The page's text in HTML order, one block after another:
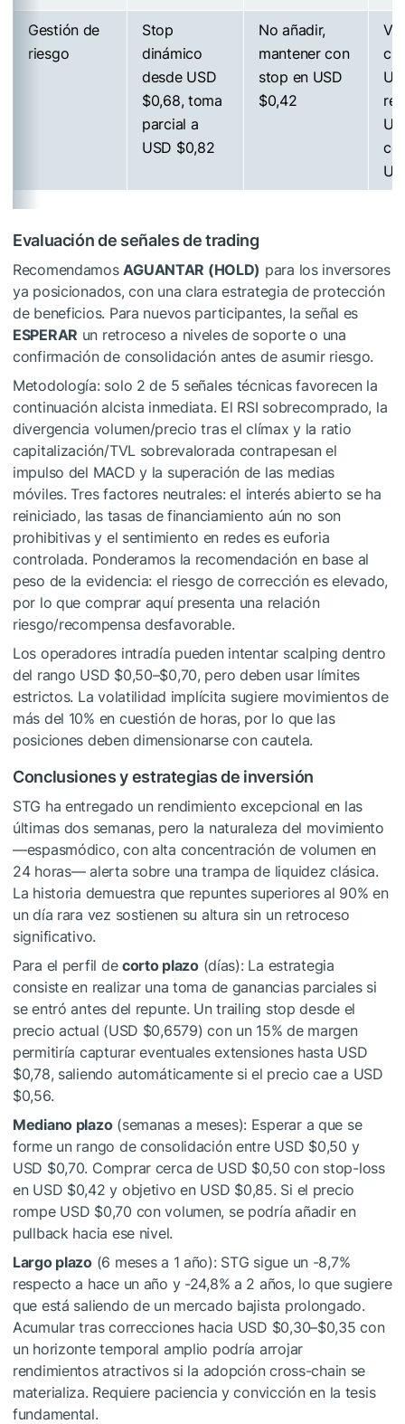
Gestión de
riesgo
Stop
dinámico
desde USD
$0,68, toma
parcial a
USD $0,82
No añadir,
mantener con
stop en USD
$0,42
Evaluación de señales de trading
Recomendamos AGUANTAR (HOLD) para los inversores
ya posicionados, con una clara estrategia de protección
de beneficios. Para nuevos participantes, la señal es
ESPERAR un retroceso a niveles de soporte o una
confirmación de consolidación antes de asumir riesgo.
Metodología: solo 2 de 5 señales técnicas favorecen la
continuación alcista inmediata. El RSI sobrecomprado, la
divergencia volumen/precio tras el clímax y la ratio
capitalización/TVL sobrevalorada contrapesan el
impulso del MACD y la superación de las medias
móviles. Tres factores neutrales: el interés abierto se ha
reiniciado, las tasas de financiamiento aún no son
prohibitivas y el sentimiento en redes es euforia
controlada. Ponderamos la recomendación en base al
peso de la evidencia: el riesgo de corrección es elevado,
por lo que comprar aquí presenta una relación
riesgo/recompensa desfavorable.
Los operadores intradía pueden intentar scalping dentro
del rango USD $0,50–$0,70, pero deben usar límites
estrictos. La volatilidad implícita sugiere movimientos de
más del 10% en cuestión de horas, por lo que las
posiciones deben dimensionarse con cautela.
Conclusiones y estrategias de inversión
STG ha entregado un rendimiento excepcional en las
últimas dos semanas, pero la naturaleza del movimiento
—espasmódico, con alta concentración de volumen en
24 horas— alerta sobre una trampa de liquidez clásica.
La historia demuestra que repuntes superiores al 90% en
un día rara vez sostienen su altura sin un retroceso
significativo.
Para el perfil de corto plazo(días): La estrategia
consiste en realizar una toma de ganancias parciales si
se entró antes del repunte. Un trailing stop desde el
precio actual (USD $0,6579) con un 15% de margen
permitiría capturar eventuales extensiones hasta USD
$0,78, saliendo automáticamente si el precio cae a USD
$0,56.
Mediano plazo(semanas a meses): Esperar a que se
forme un rango de consolidación entre USD $0,50 y
USD $0,70. Comprar cerca de USD $0,50 con stop-loss
en USD $0,42 y objetivo en USD $0,85. Si el precio
rompe USD $0,70 con volumen, se podría añadir en
pullback hacia ese nivel.
Largo plazo(6 meses a 1 año): STG sigue un -8,7%
respecto a hace un año y -24,8% a 2 años, lo que sugiere
que está saliendo de un mercado bajista prolongado.
Acumular tras correcciones hacia USD $0,30–$0,35 con
un horizonte temporal amplio podría arrojar
rendimientos atractivos si la adopción cross-chain se
materializa. Requiere paciencia y convicción en la tesis
fundamental.